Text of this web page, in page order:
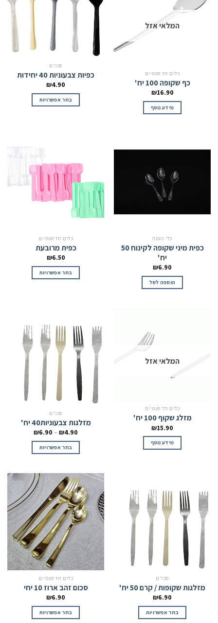
המלאי אזל
כלים חד פעמיים
כף שקופה 100 יח'
₪16.90
מידע נוסף
סכו"ם
כפיות צבעוניות 40 יחידות
₪4.90
בחר אפשרויות
כלי הגשה
כפית מיני שקופה לקינוח 50
יח'
₪6.90
הוספה לסל
כלים חד פעמיים
כפית מרובעת
₪6.50
בחר אפשרויות
המלאי אזל
כלים חד פעמיים
מזלג שקוף 100 יח'
₪15.90
מידע נוסף
סכו"ם
מזלגות צבעוניות40 יח'
₪4.90
–
₪6.90
בחר אפשרויות
סכו"ם
מזלגות שקופות / קרם 50 יח'
₪6.90
בחר אפשרויות
כלים חד פעמיים
סכום זהב ארוז 10 יחי
₪6.90
בחר אפשרויות